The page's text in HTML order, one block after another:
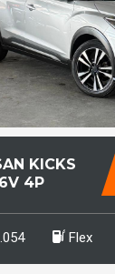
KICKS
4P
Flex